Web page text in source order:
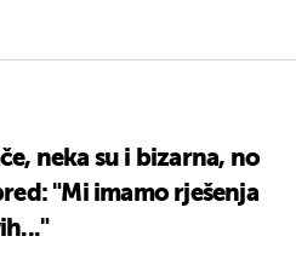
neka su i bizarna, no
"Mi imamo rješenja